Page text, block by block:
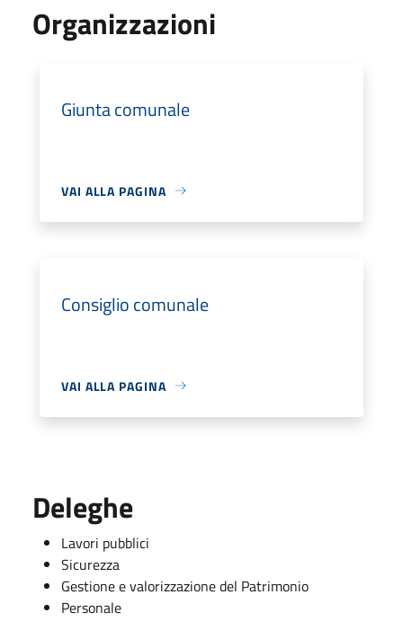
Organizzazioni
Giunta comunale
VAI ALLA PAGINA
Consiglio comunale
VAI ALLA PAGINA
Deleghe
Lavori pubblici
Sicurezza
Gestione e valorizzazione del Patrimonio
Personale